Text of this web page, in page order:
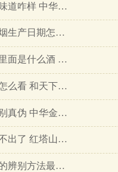
中华金中支好抽吗味道咋样 中华金中支口感特点介绍…
南京金陵十二钗香烟生产日期怎么看 南京金陵十二钗香烟保质期…
贵烟国酒香30爆珠里面是什么酒 贵烟国酒香30怎么辨别真假…
和天下烟生产日期怎么看 和天下烟真假辨别方法六个方面…
中华金中支如何辨别真伪 中华金中支真假烟鉴别方法…
红塔山软新为什么不出了 红塔山软新烟停售原因详解…
黄鹤楼硬奇景真假的辨别方法最简单版…